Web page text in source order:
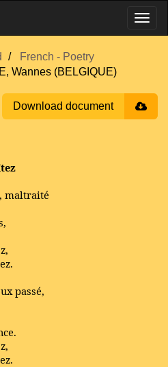
French - Poetry
Wannes (BELGIQUE)
Download document
maltraité
passé,